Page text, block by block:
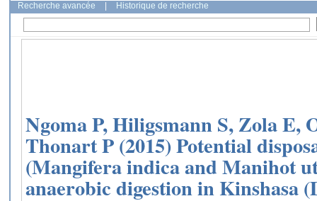
Recherche avancée Historique de recherche
Ngoma P, Hiligsmann S, Zola E,
Thonart P (2015) Potential
(Mangifera indica and Manihot
anaerobic digestion in Kinshasa